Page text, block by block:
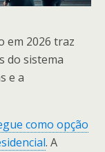
em 2026 traz
do sistema
e a
como opção
. A